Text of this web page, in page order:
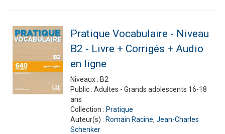
Pratique Vocabulaire - Niveau
B2 - Livre + Corrigés + Audio
en ligne
Niveaux : B2
Public : Adultes - Grands adolescents 16-18
ans
Collection : Pratique
Auteur(s) : Romain Racine, Jean-Charles
Schenker